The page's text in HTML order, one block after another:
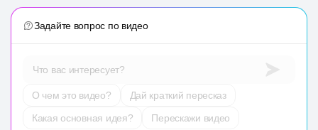
Задайте вопрос по видео
Что вас интересует?
О чем это видео?
Дай краткий пересказ
Какая основная идея?
Перескажи видео